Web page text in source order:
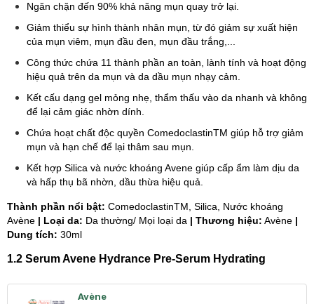
Ngăn chặn đến 90% khả năng mụn quay trở lại.
Giảm thiểu sự hình thành nhân mụn, từ đó giảm sự xuất hiện
của mụn viêm, mụn đầu đen, mụn đầu trắng,...
Công thức chứa 11 thành phần an toàn, lành tính và hoạt động
hiệu quả trên da mụn và da dầu mụn nhạy cảm.
Kết cấu dạng gel mỏng nhẹ, thẩm thấu vào da nhanh và không
để lại cảm giác nhờn dính.
Chứa hoạt chất độc quyền ComedoclastinTM giúp hỗ trợ giảm
mụn và hạn chế để lại thâm sau mụn.
Kết hợp Silica và nước khoáng Avene giúp cấp ẩm làm dịu da
và hấp thụ bã nhờn, dầu thừa hiệu quả.
Thành phần nổi bật: ComedoclastinTM, Silica, Nước khoáng
Avène | Loại da: Da thường/ Mọi loại da | Thương hiệu: Avène |
Dung tích: 30ml
1.2 Serum Avene Hydrance Pre-Serum Hydrating
Avène